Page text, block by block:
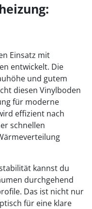
Einsatz mit
entwickelt. Die
und gutem
diesen Vinylboden
für moderne
effizient nach
schnellen
kannst du
durchgehend
Das ist nicht nur
für eine klare